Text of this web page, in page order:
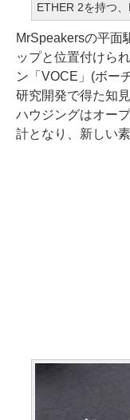
ETHER 2を持つ
MrSpeakersの平面
ップと位置付けら
ン「VOCE」(ボー
研究開発で得た知
ハウジングはオー
計となり、新しい